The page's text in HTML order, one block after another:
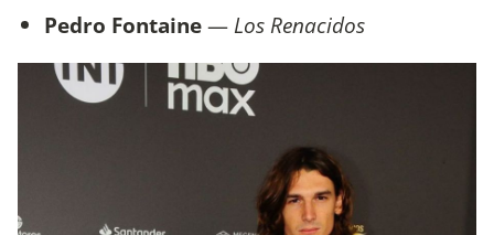
Pedro Fontaine— Los Renacidos